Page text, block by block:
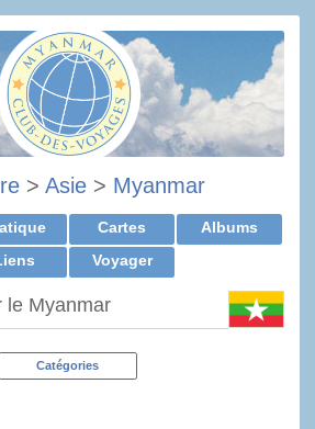
> Asie > Myanmar
Cartes
Albums
Voyager
le Myanmar
Catégories